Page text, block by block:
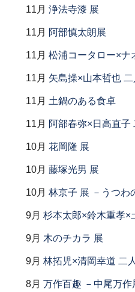
11月 浄法寺漆 展
11月 阿部慎太朗展
11月 松浦コータロー×ナ
11月 矢島操×山本哲也
11月 土鍋のある食卓
11月 阿部春弥×日高直子
10月 花岡隆 展
10月 藤塚光男 展
10月 林京子 展 －うつわ
9月 杉本太郎×鈴木重孝×
9月 木のチカラ 展
9月 林拓児×清岡幸道 二
8月 万作百趣 －中尾万作